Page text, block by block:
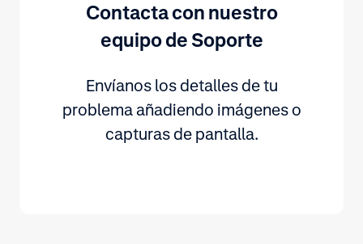
Contacta con nuestro
equipo de Soporte
Envíanos los detalles de tu
problema añadiendo imágenes o
capturas de pantalla.